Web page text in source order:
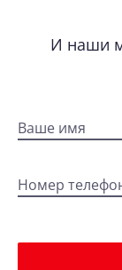
И наши
Ваше имя
Номер